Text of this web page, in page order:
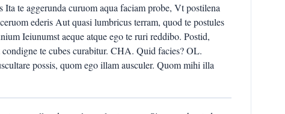
te aggerunda curuom aqua faciam probe, Vt postilena
ederis Aut quasi lumbricus terram, quod te postules
Ieiunumst aeque atque ego te ruri reddibo. Postid,
te cubes curabitur. CHA. Quid facies? OL.
possis, quom ego illam ausculer. Quom mihi illa